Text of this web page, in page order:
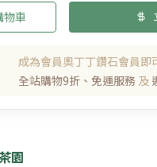
物車
成為會員奧丁丁鑽石會員即
全站購物9折、免運服務 及
園